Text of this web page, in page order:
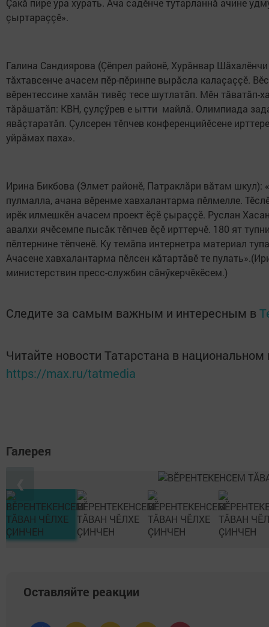
Çакă пире ура хурать. Ача садӗнче тутарланнă ачине
çыртараççӗ».
Галина Сандиярова (Çӗпрел районӗ, Хурăнвар
тăхтавсенче ачасем пӗр-пӗринпе вырăсла калаçаççӗ.
вӗрентессине хамăн тивӗç тесе шутлатăп. Мӗн тăватăп-
тăрăшатăп: КВН, çулçӳрев е ытти майлă. Олимпиада
явăçтаратăп. Çулсерен тӗпчев конференцийӗсене
уйрăмах паха».
Ирина Бикбова (Элмет районӗ, Патраклăри вăтам шкул):
пулмалла, ачана вӗренме хавхалантарма пӗлмелле.
ирӗк илмешкӗн ачасем проект ӗçӗ çыраççӗ. Руслан
авалхи ячӗсемпе пысăк тӗпчев ӗçӗ ирттерчӗ. 180 ят
пӗлтернине тӗпченӗ. Ку темăпа интернетра материал
Ачасене хавхалантарма пӗлсен кăтартăвӗ те
министерствин пресс-службин сăнӳкерчӗкӗсем.)
Следите за самым важным и интересным в
Читайте новости Татарстана в
https://max.ru/tatmedia
Галерея
Оставляйте реакции